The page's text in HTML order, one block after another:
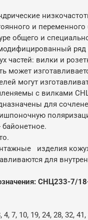
и
общего и
частей: вилки и
может
могут
с вилками
для
изделия
для
СНЦ233-7/
7, 10, 19, 24, 28, 32, 41,